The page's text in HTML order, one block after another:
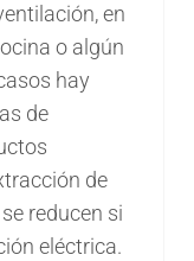
en
o algún
hay
de
de
reducen si
eléctrica.